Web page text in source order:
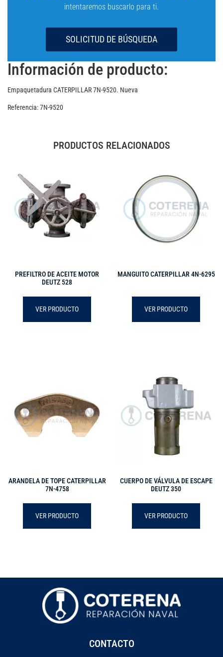
intentaremos buscarlo para ti.
SOLICITUD DE BÚSQUEDA
Información de producto:
Empaquetadura CATERPILLAR 7N-9520. Nueva
Referencia: 7N-9520
PRODUCTOS RELACIONADOS
PREFILTRO DE ACEITE MOTOR
DEUTZ 528
VER PRODUCTO
MANGUITO CATERPILLAR 4N-6295
VER PRODUCTO
ARANDELA DE TOPE CATERPILLAR
7N-4758
VER PRODUCTO
CUERPO DE VÁLVULA DE ESCAPE
DEUTZ 350
VER PRODUCTO
CONTACTO